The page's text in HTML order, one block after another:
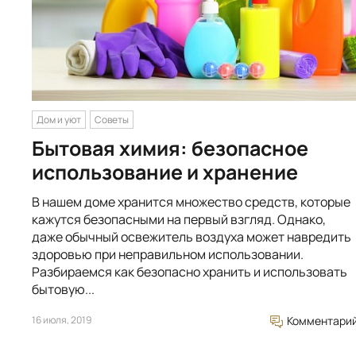
Дом и уют Советы
Бытовая химия: безопасное
использование и хранение
В нашем доме хранится множество средств, которые
кажутся безопасными на первый взгляд. Однако,
даже обычный освежитель воздуха может навредить
здоровью при неправильном использовании.
Разбираемся как безопасно хранить и использовать
бытовую...
16 июля, 2019